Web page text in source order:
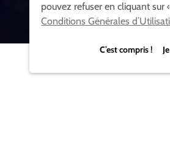
pouvez refuser en cliquant sur
Conditions Générales
C’est compris !